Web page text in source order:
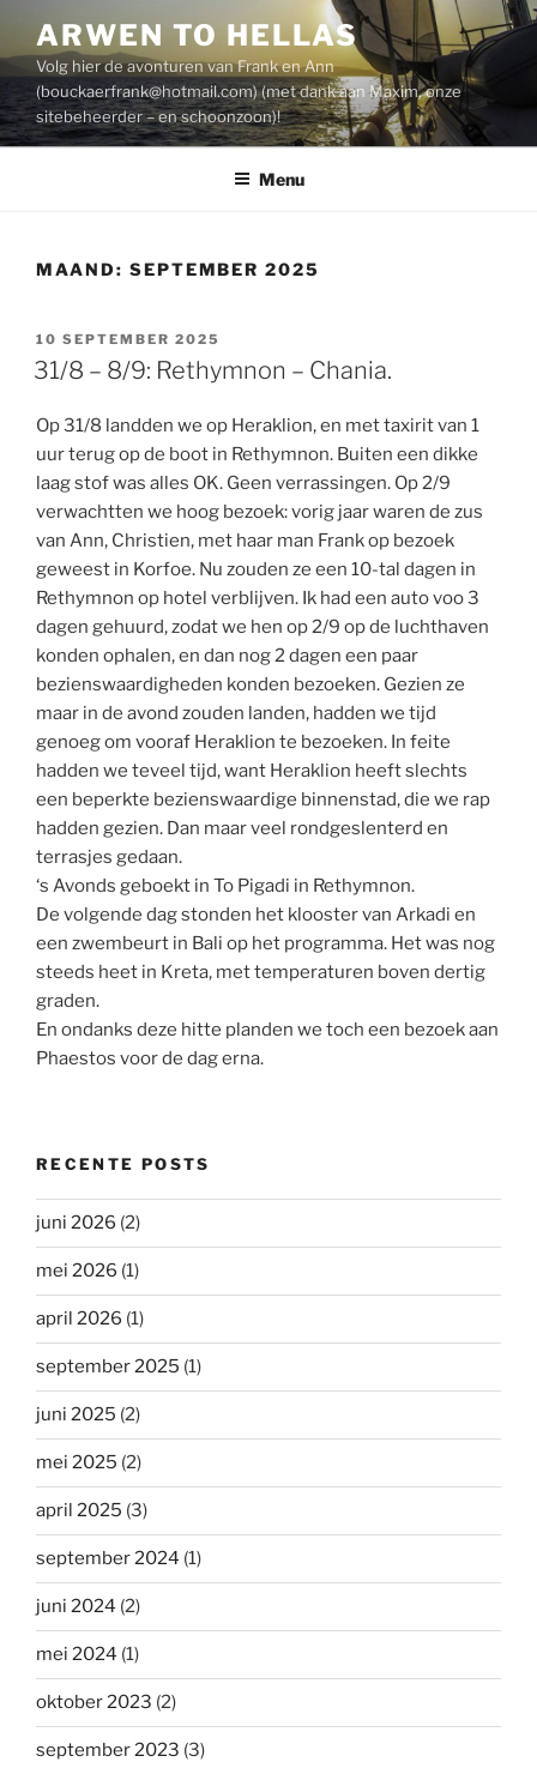
inhoud
ARWEN TO HELLAS
Volg hier de avonturen van Frank en Ann
(bouckaerfrank@hotmail.com) (met dank aan Maxim, onze
sitebeheerder – en schoonzoon)!
Menu
MAAND: SEPTEMBER 2025
GEPLAATST
OP
10 SEPTEMBER 2025
31/8 – 8/9: Rethymnon – Chania.
Op 31/8 landden we op Heraklion, en met taxirit van 1
uur terug op de boot in Rethymnon. Buiten een dikke
laag stof was alles OK. Geen verrassingen. Op 2/9
verwachtten we hoog bezoek: vorig jaar waren de zus
van Ann, Christien, met haar man Frank op bezoek
geweest in Korfoe. Nu zouden ze een 10-tal dagen in
Rethymnon op hotel verblijven. Ik had een auto voo 3
dagen gehuurd, zodat we hen op 2/9 op de luchthaven
konden ophalen, en dan nog 2 dagen een paar
bezienswaardigheden konden bezoeken. Gezien ze
maar in de avond zouden landen, hadden we tijd
genoeg om vooraf Heraklion te bezoeken. In feite
hadden we teveel tijd, want Heraklion heeft slechts
een beperkte bezienswaardige binnenstad, die we rap
hadden gezien. Dan maar veel rondgeslenterd en
terrasjes gedaan.
‘s Avonds geboekt in To Pigadi in Rethymnon.
De volgende dag stonden het klooster van Arkadi en
een zwembeurt in Bali op het programma. Het was nog
steeds heet in Kreta, met temperaturen boven dertig
graden.
En ondanks deze hitte planden we toch een bezoek aan
Phaestos voor de dag erna.
RECENTE POSTS
juni 2026 (2)
mei 2026 (1)
april 2026 (1)
september 2025 (1)
juni 2025 (2)
mei 2025 (2)
april 2025 (3)
september 2024 (1)
juni 2024 (2)
mei 2024 (1)
oktober 2023 (2)
september 2023 (3)